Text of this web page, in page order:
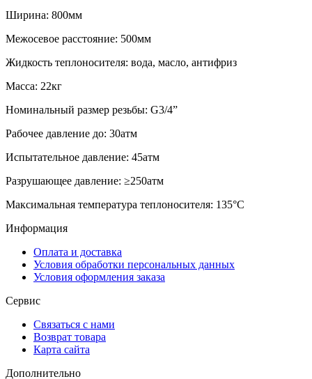
Ширина: 800мм
Межосевое расстояние: 500мм
Жидкость теплоносителя: вода, масло, антифриз
Масса: 22кг
Номинальный размер резьбы: G3/4”
Рабочее давление до: 30атм
Испытательное давление: 45атм
Разрушающее давление: ≥250атм
Максимальная температура теплоносителя: 135°C
Информация
Оплата и доставка
Условия обработки персональных данных
Условия оформления заказа
Сервис
Связаться с нами
Возврат товара
Карта сайта
Дополнительно